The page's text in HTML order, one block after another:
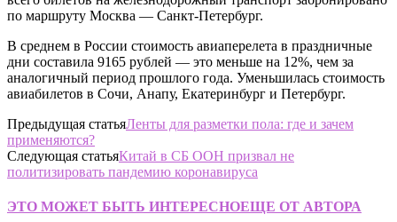
по маршруту Москва — Санкт-Петербург.
В среднем в России стоимость авиаперелета в праздничные
дни составила 9165 рублей — это меньше на 12%, чем за
аналогичный период прошлого года. Уменьшилась стоимость
авиабилетов в Сочи, Анапу, Екатеринбург и Петербург.
Предыдущая статьяЛенты для разметки пола: где и зачем
применяются?
Следующая статьяКитай в СБ ООН призвал не
политизировать пандемию коронавируса
ЭТО МОЖЕТ БЫТЬ ИНТЕРЕСНОЕЩЕ ОТ АВТОРА